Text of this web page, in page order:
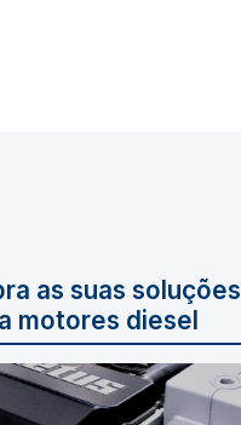
as suas soluções
motores diesel